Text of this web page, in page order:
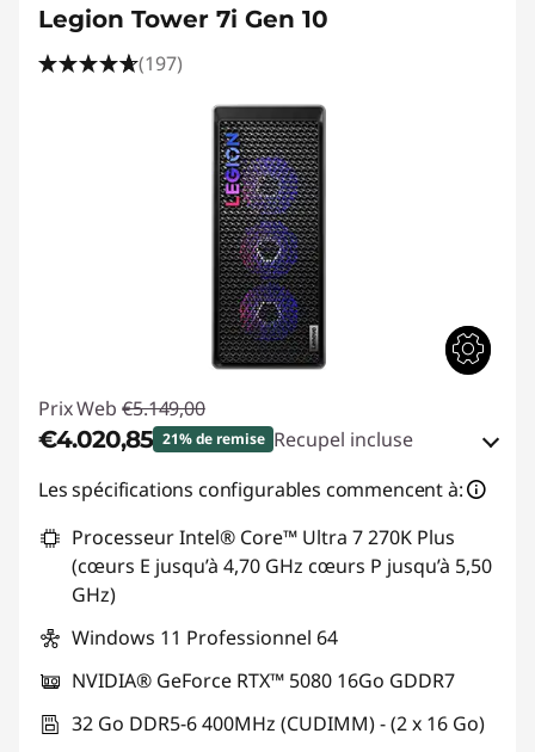
Legion Tower 7i Gen 10
(197)
Prix Web €5.149,00
€4.020,85 21% de remise Recupel incluse
Bons de réduction en ligne :-€1.128,15
Code de réduction : TOP-GAMING
Les spécifications configurables commencent à:
Processeur Intel® Core™ Ultra 7 270K Plus
(cœurs E jusqu’à 4,70 GHz cœurs P jusqu’à 5,50
GHz)
Windows 11 Professionnel 64
NVIDIA® GeForce RTX™ 5080 16Go GDDR7
32 Go DDR5-6 400MHz (CUDIMM) - (2 x 16 Go)